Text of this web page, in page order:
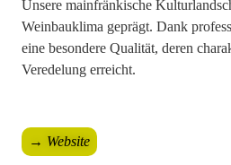
Unsere mainfränkische
Weinbauklima geprägt. Dank
eine besondere Qualität, deren
Veredelung erreicht.
→ Website